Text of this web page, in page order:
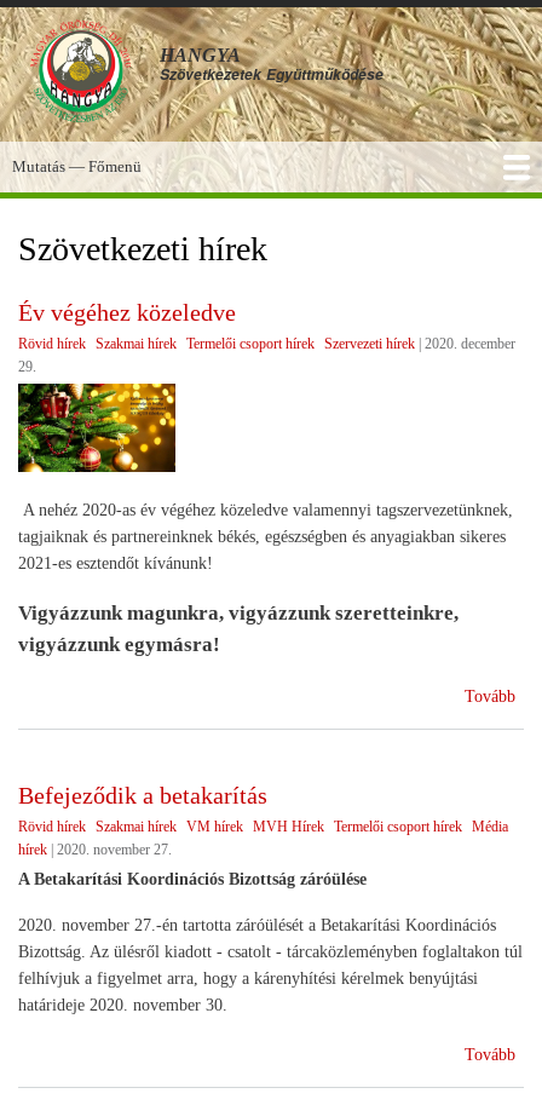
Ugrás
a
tartalomra
HANGYA
Szövetkezetek Együttműködése
Főmenü
Mutatás — Főmenü
Szövetkezeti hírek
Év végéhez közeledve
Rövid hírek Szakmai hírek Termelői csoport hírek Szervezeti hírek 2020. december
29.
A nehéz 2020-as év végéhez közeledve valamennyi tagszervezetünknek,
tagjaiknak és partnereinknek békés, egészségben és anyagiakban sikeres
2021-es esztendőt kívánunk!
Vigyázzunk magunkra, vigyázzunk szeretteinkre,
vigyázzunk egymásra!
Tovább
Befejeződik a betakarítás
Rövid hírek Szakmai hírek VM hírek MVH Hírek Termelői csoport hírek Média
hírek | 2020. november 27.
A Betakarítási Koordinációs Bizottság záróülése
2020. november 27.-én tartotta záróülését a Betakarítási Koordinációs
Bizottság. Az ülésről kiadott - csatolt - tárcaközleményben foglaltakon túl
felhívjuk a figyelmet arra, hogy a kárenyhítési kérelmek benyújtási
határideje 2020. november 30.
Tovább